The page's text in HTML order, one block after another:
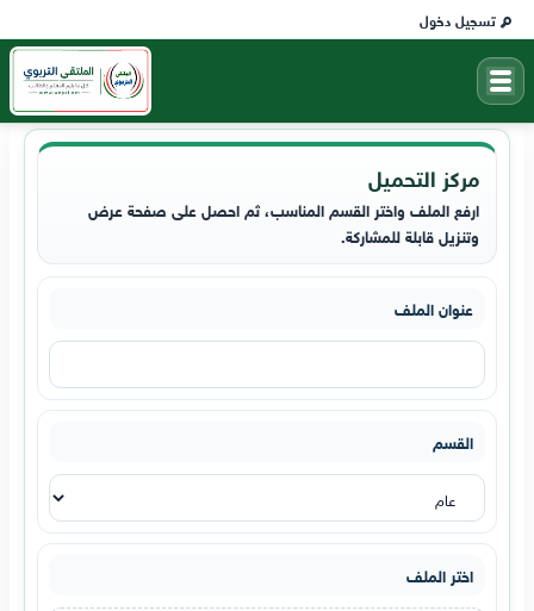
تسجيل دخول
مركز التحميل
ارفع الملف واختر القسم المناسب، ثم احصل على صفحة عرض
وتنزيل قابلة للمشاركة.
عنوان الملف
القسم
اختر الملف